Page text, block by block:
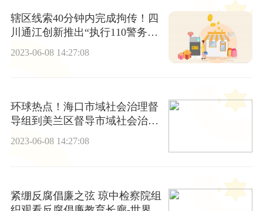
辖区线索40分钟内完成拘传！四
川通江创新推出“执行110警务协
2023-06-08 14:27:08
环球热点！海口市域社会治理督
导组到美兰区督导市域社会治理
现代化试点验收工作
2023-06-08 14:27:08
紧绷反腐倡廉之弦 琼中检察院组